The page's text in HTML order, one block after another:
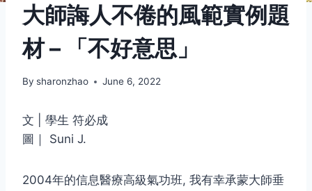
大師誨人不倦的風範實例題
材 – 「不好意思」
By sharonzhao June 6, 2022
文 | 學生 符必成
圖｜ Suni J.
2004年的信息醫療高級氣功班, 我有幸承蒙大師垂